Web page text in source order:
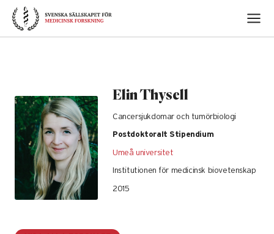
Skip
content
Elin Thysell
Cancersjukdomar och tumörbiologi
Postdoktoralt Stipendium
Umeå universitet
Institutionen för medicinsk biovetenskap
2015